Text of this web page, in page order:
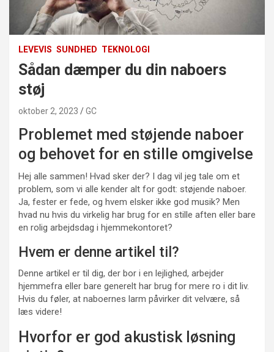
LEVEVIS SUNDHED TEKNOLOGI
Sådan dæmper du din naboers
støj
oktober 2, 2023 GC
Problemet med støjende naboer
og behovet for en stille omgivelse
Hej alle sammen! Hvad sker der? I dag vil jeg tale om et
problem, som vi alle kender alt for godt: støjende naboer.
Ja, fester er fede, og hvem elsker ikke god musik? Men
hvad nu hvis du virkelig har brug for en stille aften eller bare
en rolig arbejdsdag i hjemmekontoret?
Hvem er denne artikel til?
Denne artikel er til dig, der bor i en lejlighed, arbejder
hjemmefra eller bare generelt har brug for mere ro i dit liv.
Hvis du føler, at naboernes larm påvirker dit velvære, så
læs videre!
Hvorfor er god akustisk løsning